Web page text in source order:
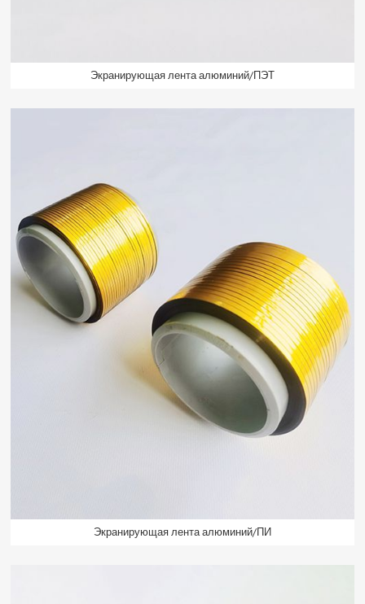
Экранирующая лента алюминий/ПЭТ
Экранирующая лента алюминий/ПИ